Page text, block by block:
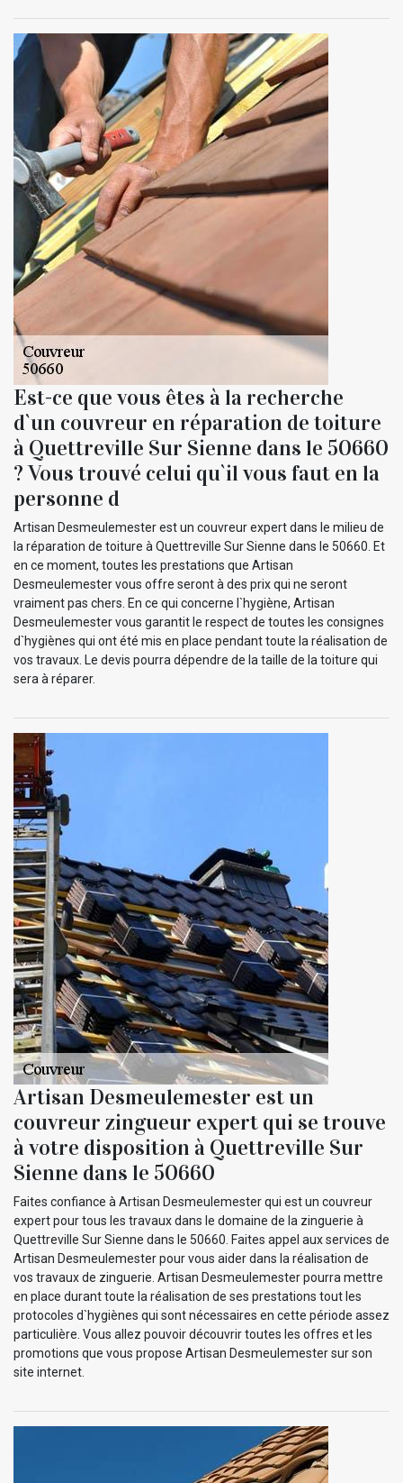
Est-ce que vous êtes à la recherche
d`un couvreur en réparation de toiture
à Quettreville Sur Sienne dans le 50660
? Vous trouvé celui qu`il vous faut en la
personne d
Artisan Desmeulemester est un couvreur expert dans le milieu de
la réparation de toiture à Quettreville Sur Sienne dans le 50660. Et
en ce moment, toutes les prestations que Artisan
Desmeulemester vous offre seront à des prix qui ne seront
vraiment pas chers. En ce qui concerne l`hygiène, Artisan
Desmeulemester vous garantit le respect de toutes les consignes
d`hygiènes qui ont été mis en place pendant toute la réalisation de
vos travaux. Le devis pourra dépendre de la taille de la toiture qui
sera à réparer.
Artisan Desmeulemester est un
couvreur zingueur expert qui se trouve
à votre disposition à Quettreville Sur
Sienne dans le 50660
Faites confiance à Artisan Desmeulemester qui est un couvreur
expert pour tous les travaux dans le domaine de la zinguerie à
Quettreville Sur Sienne dans le 50660. Faites appel aux services de
Artisan Desmeulemester pour vous aider dans la réalisation de
vos travaux de zinguerie. Artisan Desmeulemester pourra mettre
en place durant toute la réalisation de ses prestations tout les
protocoles d`hygiènes qui sont nécessaires en cette période assez
particulière. Vous allez pouvoir découvrir toutes les offres et les
promotions que vous propose Artisan Desmeulemester sur son
site internet.